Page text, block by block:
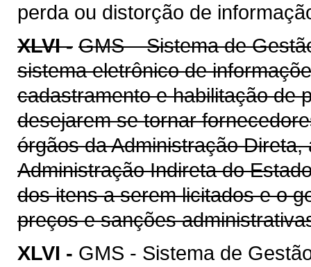
perda ou distorção de
XLVI - GMS – Sistema de
sistema eletrônico de
cadastramento e habilitação de
desejarem se tornar
órgãos da Administração
Administração Indireta do
dos itens a serem licitados e o
preços e sanções
XLVI - GMS - Sistema de